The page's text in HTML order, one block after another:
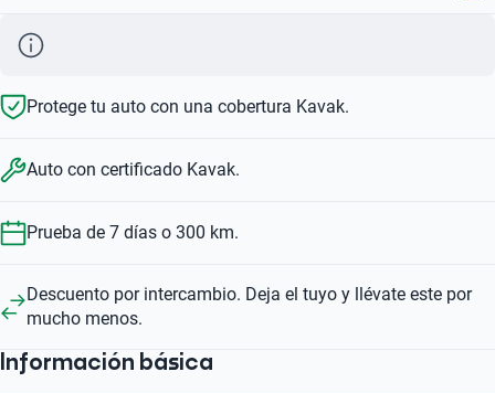
Protege tu auto con una cobertura Kavak.
Auto con certificado Kavak.
Prueba de 7 días o 300 km.
Descuento por intercambio. Deja el tuyo y llévate este por
mucho menos.
Información básica